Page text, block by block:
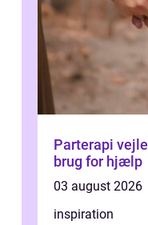
Parterapi vejle når kærligheden har
brug for hjælp
03 august 2026
inspiration